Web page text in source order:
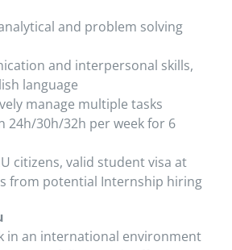
and problem solving
and interpersonal skills,
language
manage multiple tasks
24h/30h/32h per week for 6
citizens, valid student visa at
from potential Internship hiring
in an international environment